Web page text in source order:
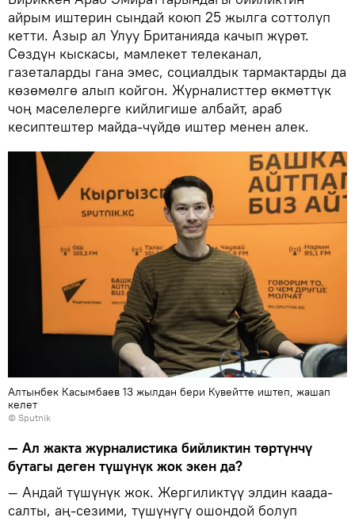
айрым иштерин сындай коюп 25 жылга соттолуп
кетти. Азыр ал Улуу Британияда качып жүрөт.
Сөздүн кыскасы, мамлекет телеканал,
газеталарды гана эмес, социалдык тармактарды да
көзөмөлгө алып койгон. Журналисттер өкмөттүк
чоң маселелерге кийлигише албайт, араб
кесиптештер майда-чүйдө иштер менен алек.
Алтынбек Касымбаев 13 жылдан бери Кувейтте иштеп, жашап
келет
© Sputnik
— Ал жакта журналистика бийликтин төртүнчү
бутагы деген түшүнүк жок экен да?
— Андай түшүнүк жок. Жергиликтүү элдин каада-
салты, аң-сезими, түшүнүгү ошондой болуп